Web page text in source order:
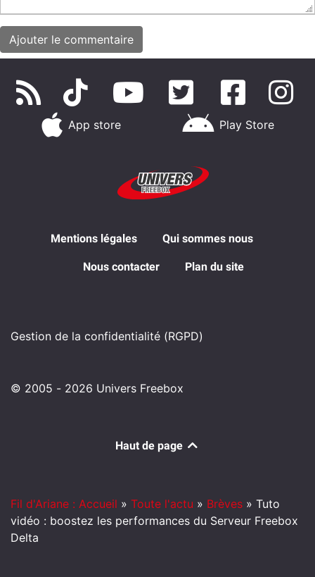
App store Play Store
Mentions légales Qui sommes nous
Nous contacter Plan du site
Gestion de la confidentialité (RGPD)
© 2005 - 2026 Univers Freebox
Haut de page
Fil d'Ariane : Accueil » Toute l'actu » Brèves » Tuto
vidéo : boostez les performances du Serveur Freebox
Delta